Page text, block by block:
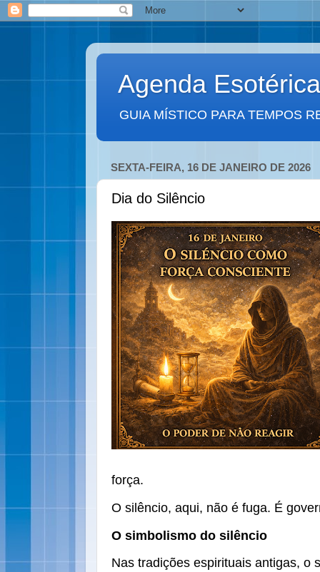
Agenda Esotérica
GUIA MÍSTICO PARA TEMPOS
SEXTA-FEIRA, 16 DE JANEIRO DE 2026
Dia do Silêncio
força.
O silêncio, aqui, não é fuga. É
O simbolismo do silêncio
Nas tradições espirituais antigas, o